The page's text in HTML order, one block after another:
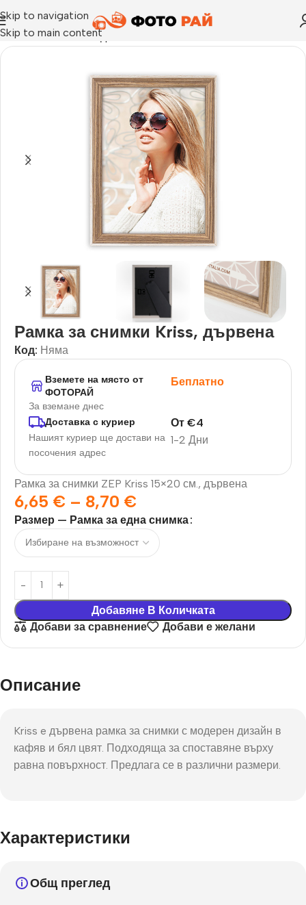
Skip to navigation
Skip to main content
Начало›Рамка за една снимка
Рамка за снимки Kriss, дървена
Код: Няма
Вземете на място от
ФОТОРАЙ
За вземане днес
Беплатно
Доставка с куриер
Нашият куриер ще достави на
посочения адрес
1-2 Дни
От€4
Рамка за снимки ZEP Kriss 15×20 см., дървена
6,65 € – 8,70 €
Размер — Рамка за една снимка
Добавяне В Количката
Добави за сравнение
Добави е желани
Описание
Kriss e дървена рамка за снимки с модерен дизайн в
кафяв и бял цвят. Подходяща за споставяне върху
равна повърхност. Предлага се в различни размери.
Характеристики
Общ преглед